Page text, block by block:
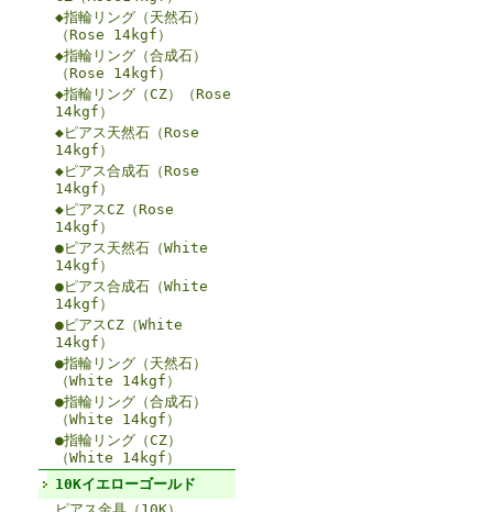
◆指輪リング（天然石）
（Rose 14kgf）
◆指輪リング（合成石）
（Rose 14kgf）
◆指輪リング（CZ）（Rose
14kgf）
◆ピアス天然石（Rose
14kgf）
◆ピアス合成石（Rose
14kgf）
◆ピアスCZ（Rose
14kgf）
●ピアス天然石（White
14kgf）
●ピアス合成石（White
14kgf）
●ピアスCZ（White
14kgf）
●指輪リング（天然石）
（White 14kgf）
●指輪リング（合成石）
（White 14kgf）
●指輪リング（CZ）
（White 14kgf）
10Kイエローゴールド